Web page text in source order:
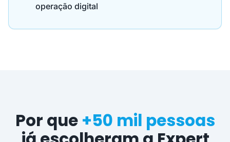
operação digital
Por que +50 mil pessoas